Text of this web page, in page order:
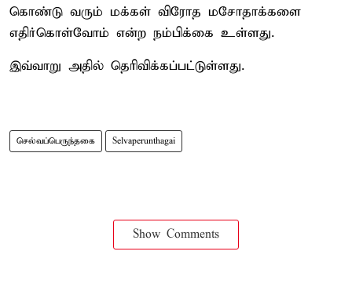
கொண்டு வரும் மக்கள் விரோத மசோதாக்களை
எதிர்கொள்வோம் என்ற நம்பிக்கை உள்ளது.
இவ்வாறு அதில் தெரிவிக்கப்பட்டுள்ளது.
செல்வப்பெருந்தகை Selvaperunthagai
Show Comments